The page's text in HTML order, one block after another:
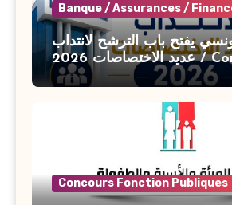
Banque / Assurances /
يفتح باب الترشح لانتداب
عديد الاختصاصات 2026 / Concours BT
Banque de Tunisie 2026
Concours Fonction Publiques